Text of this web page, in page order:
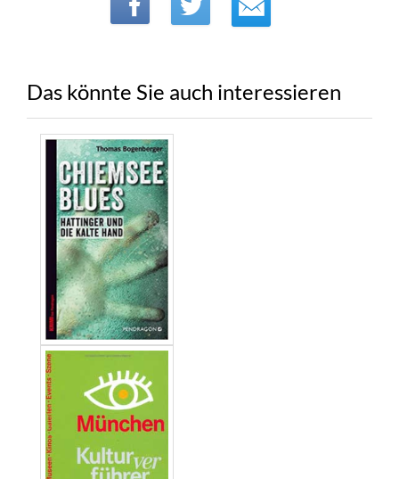
Das könnte Sie auch interessieren